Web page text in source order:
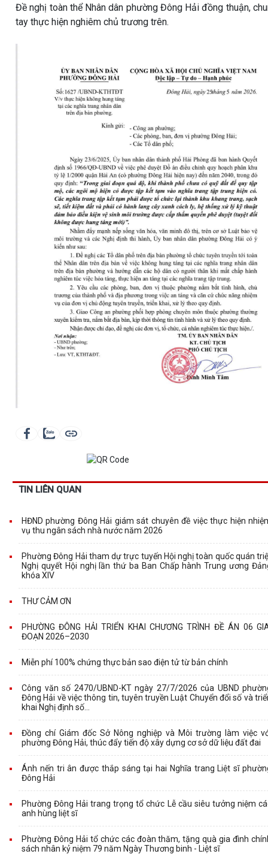
Đề nghị toàn thể Nhân dân phường Đông Hải đồng thuận,
tay thực hiện nghiêm chủ trương trên.
TIN LIÊN QUAN
HĐND phường Đông Hải giám sát chuyên đề việc thực hiện
vụ thu ngân sách nhà nước năm 2026
Phường Đông Hải tham dự trực tuyến Hội nghị toàn quốc quán
Nghị quyết Hội nghị lần thứ ba Ban Chấp hành Trung ương
khóa XIV
THƯ CẢM ƠN
PHƯỜNG ĐÔNG HẢI TRIỂN KHAI CHƯƠNG TRÌNH ĐỀ ÁN 06
ĐOẠN 2026–2030
Miễn phí 100% chứng thực bản sao điện tử từ bản chính
Công văn số 2470/UBND-KT ngày 27/7/2026 của UBND
Đông Hải về việc thông tin, tuyên truyền Luật Chuyển đổi số và
khai Nghị định số...
Đồng chí Giám đốc Sở Nông nghiệp và Môi trường làm việc
phường Đông Hải, thúc đẩy tiến độ xây dựng cơ sở dữ liệu đất đai
Ánh nến tri ân được thắp sáng tại hai Nghĩa trang Liệt sĩ
Đông Hải
Phường Đông Hải trang trọng tổ chức Lễ cầu siêu tưởng niệm
anh hùng liệt sĩ
Phường Đông Hải tổ chức các đoàn thăm, tặng quà gia đình
sách nhân kỷ niệm 79 năm Ngày Thương binh - Liệt sĩ